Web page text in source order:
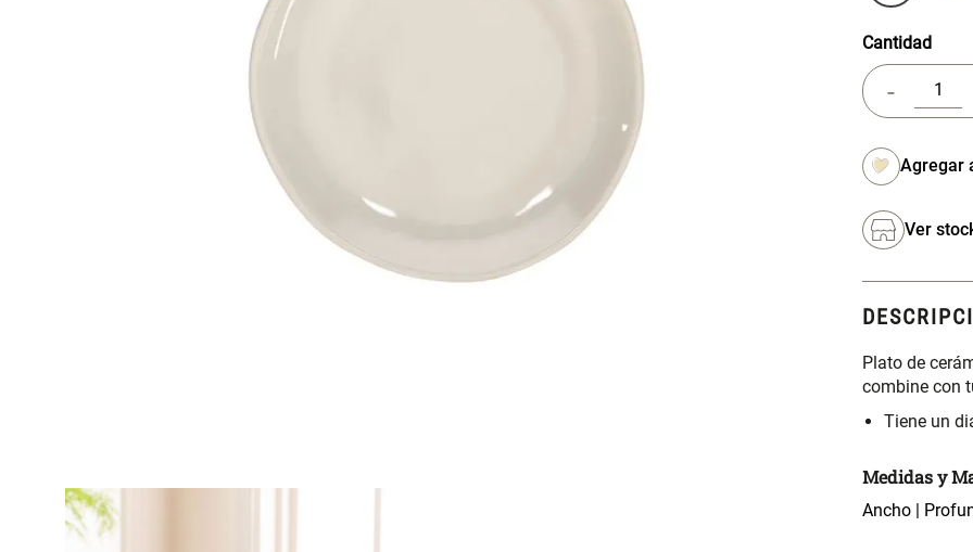
Cantidad
-
Ver
Plato de
combine con
Tiene un
Medidas y
Ancho |